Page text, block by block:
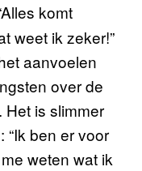
komt
weet ik zeker!”
aanvoelen
over de
is slimmer
“Ik ben er voor
weten wat ik